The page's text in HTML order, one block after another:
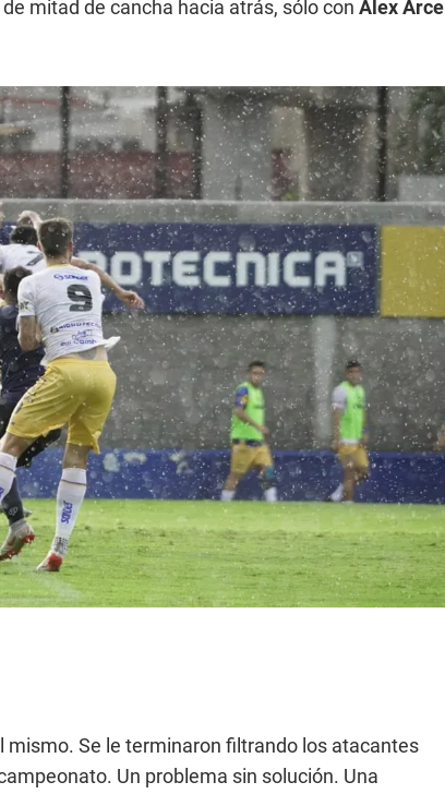
mitad de cancha hacia atrás, sólo con Alex Arce
Se le terminaron filtrando los atacantes
Un problema sin solución. Una